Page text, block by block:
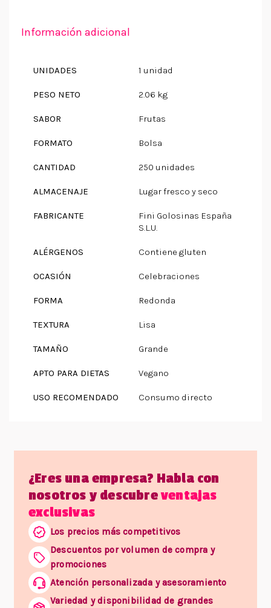
Información adicional
UNIDADES 1 unidad
PESO NETO 2.06 kg
SABOR Frutas
FORMATO Bolsa
CANTIDAD 250 unidades
ALMACENAJE Lugar fresco y seco
FABRICANTE
Fini Golosinas España
S.L.U.
ALÉRGENOS Contiene gluten
OCASIÓN Celebraciones
FORMA Redonda
TEXTURA Lisa
TAMAÑO Grande
APTO PARA DIETAS Vegano
USO RECOMENDADO Consumo directo
¿Eres una empresa? Habla con
nosotros y descubreventajas
exclusivas
Los precios más competitivos
Descuentos por volumen de compra y
promociones
Atención personalizada y asesoramiento
Variedad y disponibilidad de grandes